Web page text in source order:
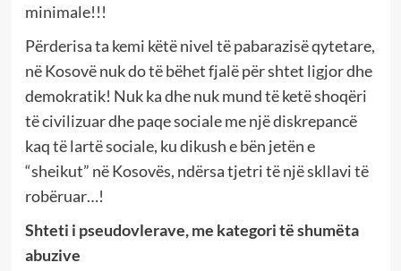
minimale!!!
Përderisa ta kemi këtë nivel të pabarazisë qytetare,
në Kosovë nuk do të bëhet fjalë për shtet ligjor dhe
demokratik! Nuk ka dhe nuk mund të ketë shoqëri
të civilizuar dhe paqe sociale me një diskrepancë
kaq të lartë sociale, ku dikush e bën jetën e
“sheikut” në Kosovës, ndërsa tjetri të një skllavi të
robëruar…!
Shteti i pseudovlerave, me kategori të shumëta
abuzive